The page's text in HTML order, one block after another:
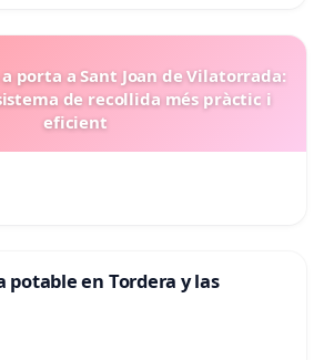
porta a Sant Joan de Vilatorrada:
de recollida més pràctic i
eficient
potable en Tordera y las